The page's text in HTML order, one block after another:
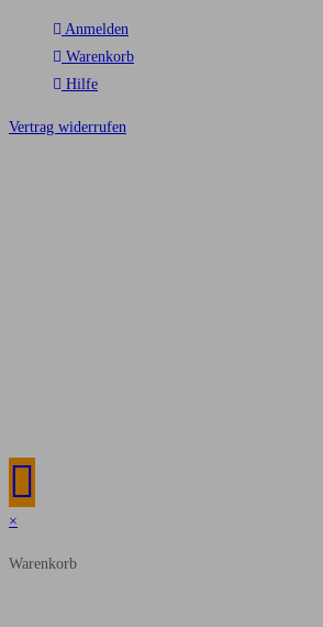
Anmelden
Warenkorb
Hilfe
Vertrag widerrufen
×
Warenkorb